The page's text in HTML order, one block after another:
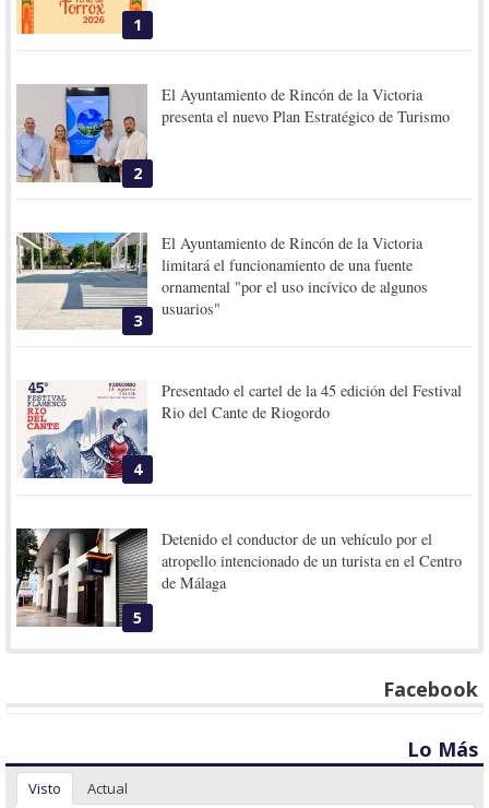
1
2
El Ayuntamiento de Rincón de la Victoria
presenta el nuevo Plan Estratégico de Turismo
3
El Ayuntamiento de Rincón de la Victoria
limitará el funcionamiento de una fuente
ornamental "por el uso incívico de algunos
usuarios"
4
Presentado el cartel de la 45 edición del Festival
Rio del Cante de Riogordo
5
Detenido el conductor de un vehículo por el
atropello intencionado de un turista en el Centro
de Málaga
Facebook
Lo Más
Visto Actual